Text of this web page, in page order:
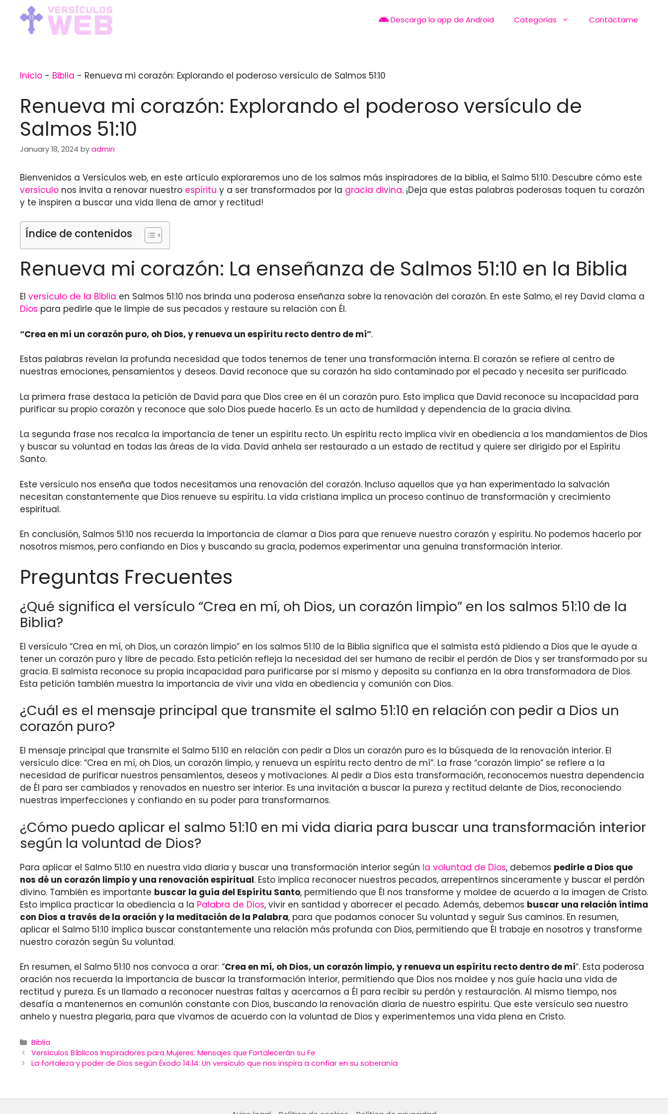
content
Descarga la app de Android Categorías Contáctame
Inicio - Biblia - Renueva mi corazón: Explorando el poderoso versículo de Salmos 51:10
Renueva mi corazón: Explorando el poderoso versículo de
Salmos 51:10
January 18, 2024 by admin
Bienvenidos a Versículos web, en este artículo exploraremos uno de los salmos más inspiradores de la biblia, el Salmo 51:10. Descubre cómo este
versículo nos invita a renovar nuestro espíritu y a ser transformados por la gracia divina. ¡Deja que estas palabras poderosas toquen tu corazón
y te inspiren a buscar una vida llena de amor y rectitud!
Índice de contenidos
Renueva mi corazón: La enseñanza de Salmos 51:10 en la Biblia
El versículo de la Biblia en Salmos 51:10 nos brinda una poderosa enseñanza sobre la renovación del corazón. En este Salmo, el rey David clama a
Dios para pedirle que le limpie de sus pecados y restaure su relación con Él.
“Crea en mí un corazón puro, oh Dios, y renueva un espíritu recto dentro de mí”.
Estas palabras revelan la profunda necesidad que todos tenemos de tener una transformación interna. El corazón se refiere al centro de
nuestras emociones, pensamientos y deseos. David reconoce que su corazón ha sido contaminado por el pecado y necesita ser purificado.
La primera frase destaca la petición de David para que Dios cree en él un corazón puro. Esto implica que David reconoce su incapacidad para
purificar su propio corazón y reconoce que solo Dios puede hacerlo. Es un acto de humildad y dependencia de la gracia divina.
La segunda frase nos recalca la importancia de tener un espíritu recto. Un espíritu recto implica vivir en obediencia a los mandamientos de Dios
y buscar su voluntad en todas las áreas de la vida. David anhela ser restaurado a un estado de rectitud y quiere ser dirigido por el Espíritu
Santo.
Este versículo nos enseña que todos necesitamos una renovación del corazón. Incluso aquellos que ya han experimentado la salvación
necesitan constantemente que Dios renueve su espíritu. La vida cristiana implica un proceso continuo de transformación y crecimiento
espiritual.
En conclusión, Salmos 51:10 nos recuerda la importancia de clamar a Dios para que renueve nuestro corazón y espíritu. No podemos hacerlo por
nosotros mismos, pero confiando en Dios y buscando su gracia, podemos experimentar una genuina transformación interior.
Preguntas Frecuentes
¿Qué significa el versículo “Crea en mí, oh Dios, un corazón limpio” en los salmos 51:10 de la
Biblia?
El versículo “Crea en mí, oh Dios, un corazón limpio” en los salmos 51:10 de la Biblia significa que el salmista está pidiendo a Dios que le ayude a
tener un corazón puro y libre de pecado. Esta petición refleja la necesidad del ser humano de recibir el perdón de Dios y ser transformado por su
gracia. El salmista reconoce su propia incapacidad para purificarse por sí mismo y deposita su confianza en la obra transformadora de Dios.
Esta petición también muestra la importancia de vivir una vida en obediencia y comunión con Dios.
¿Cuál es el mensaje principal que transmite el salmo 51:10 en relación con pedir a Dios un
corazón puro?
El mensaje principal que transmite el Salmo 51:10 en relación con pedir a Dios un corazón puro es la búsqueda de la renovación interior. El
versículo dice: “Crea en mí, oh Dios, un corazón limpio, y renueva un espíritu recto dentro de mí”. La frase “corazón limpio” se refiere a la
necesidad de purificar nuestros pensamientos, deseos y motivaciones. Al pedir a Dios esta transformación, reconocemos nuestra dependencia
de Él para ser cambiados y renovados en nuestro ser interior. Es una invitación a buscar la pureza y rectitud delante de Dios, reconociendo
nuestras imperfecciones y confiando en su poder para transformarnos.
¿Cómo puedo aplicar el salmo 51:10 en mi vida diaria para buscar una transformación interior
según la voluntad de Dios?
Para aplicar el Salmo 51:10 en nuestra vida diaria y buscar una transformación interior según la voluntad de Dios, debemos pedirle a Dios que
nos dé un corazón limpio y una renovación espiritual. Esto implica reconocer nuestros pecados, arrepentirnos sinceramente y buscar el perdón
divino. También es importante buscar la guía del Espíritu Santo, permitiendo que Él nos transforme y moldee de acuerdo a la imagen de Cristo.
Esto implica practicar la obediencia a la Palabra de Dios, vivir en santidad y aborrecer el pecado. Además, debemos buscar una relación íntima
con Dios a través de la oración y la meditación de la Palabra, para que podamos conocer Su voluntad y seguir Sus caminos. En resumen,
aplicar el Salmo 51:10 implica buscar constantemente una relación más profunda con Dios, permitiendo que Él trabaje en nosotros y transforme
nuestro corazón según Su voluntad.
En resumen, el Salmo 51:10 nos convoca a orar: “Crea en mí, oh Dios, un corazón limpio, y renueva un espíritu recto dentro de mí“. Esta poderosa
oración nos recuerda la importancia de buscar la transformación interior, permitiendo que Dios nos moldee y nos guíe hacia una vida de
rectitud y pureza. Es un llamado a reconocer nuestras faltas y acercarnos a Él para recibir su perdón y restauración. Al mismo tiempo, nos
desafía a mantenernos en comunión constante con Dios, buscando la renovación diaria de nuestro espíritu. Que este versículo sea nuestro
anhelo y nuestra plegaria, para que vivamos de acuerdo con la voluntad de Dios y experimentemos una vida plena en Cristo.
Categories
Biblia
Versículos Bíblicos Inspiradores para Mujeres: Mensajes que Fortalecerán su Fe
La fortaleza y poder de Dios según Éxodo 14:14: Un versículo que nos inspira a confiar en su soberanía